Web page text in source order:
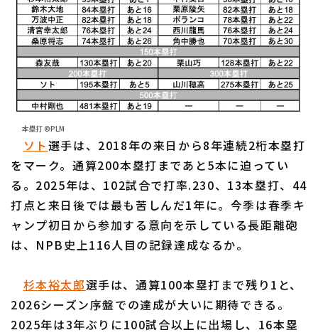
利用規約 プライバシーポリシー
運営会社（別ウィンドウで開く） よくある質問
特定商取引法の表示 アルバイト募集 （別ウィンドウで開く
本塁打 ©PLM
ソト選手は、2018年の来日から8年連続2桁本塁打
をマーク。通算200本塁打まであと5本に迫ってい
る。2025年は、102試合で打率.230、13本塁打、44
打点と来日後では最も苦しんだ1年に。今季は春季キ
ャンプ初日から参加する意向を示している長距離砲
は、NPB史上116人目の記録達成なるか。
杉本裕太郎選手は、通算100本塁打まで残り1と、
2026シーズン序盤での達成が大いに期待できる。
2025年は3年ぶりに100試合以上に出場し、16本塁